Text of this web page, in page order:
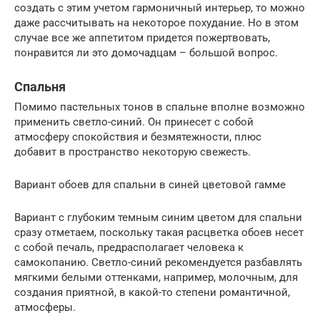
создать с этим учетом гармоничный интерьер, то можно
даже рассчитывать на некоторое похудание. Но в этом
случае все же аппетитом придется пожертвовать,
понравится ли это домочадцам – большой вопрос.
Спальня
Помимо пастельных тонов в спальне вполне возможно
применить светло-синий. Он принесет с собой
атмосферу спокойствия и безмятежности, плюс
добавит в пространство некоторую свежесть.
Вариант обоев для спальни в синей цветовой гамме
Вариант с глубоким темным синим цветом для спальни
сразу отметаем, поскольку такая расцветка обоев несет
с собой печаль, предрасполагает человека к
самокопанию. Светло-синий рекомендуется разбавлять
мягкими белыми оттенками, например, молочным, для
создания приятной, в какой-то степени романтичной,
атмосферы.